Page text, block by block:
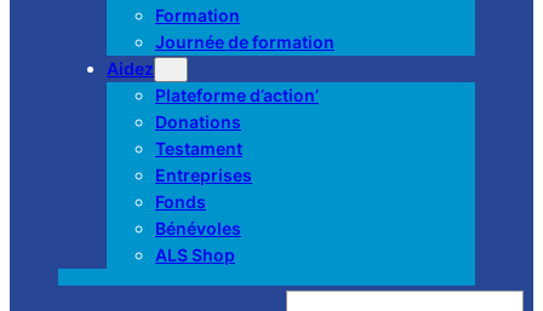
Formation
Journée de formation
Aidez
Plateforme d’action’
Donations
Testament
Entreprises
Fonds
Bénévoles
ALS Shop
Z